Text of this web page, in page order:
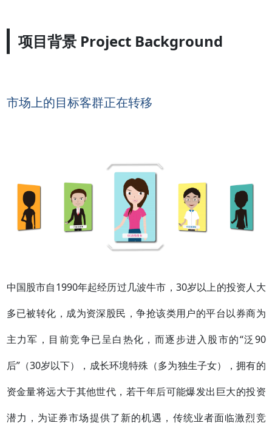
项目背景 Project Background
市场上的目标客群正在转移
中国股市自1990年起经历过几波牛市，30岁以上的投资人大
多已被转化，成为资深股民，争抢该类用户的平台以券商为
主力军，目前竞争已呈白热化，而逐步进入股市的“泛90
后”（30岁以下），成长环境特殊（多为独生子女），拥有的
资金量将远大于其他世代，若干年后可能爆发出巨大的投资
潜力，为证券市场提供了新的机遇，传统业者面临激烈竞